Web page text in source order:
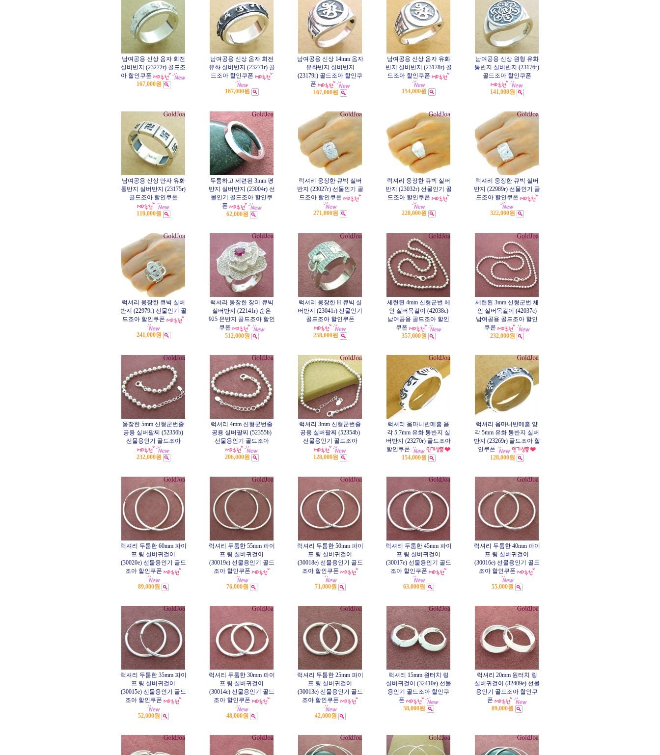
남여공용 신상 옴자 회전
실버반지 (23272r) 골드조
아 할인쿠폰
167,000원
남여공용 신상 옴자 회전
유화 실버반지 (23271r) 골
드조아 할인쿠폰
167,000원
남여공용 신상 14mm 옴자
유화반지 실버반지
(23179r) 골드조아 할인쿠
폰
167,000원
남여공용 신상 옴자 유화
반지 실버반지 (23178r) 골
드조아 할인쿠폰
154,000원
남여공용 신상 원형 유화
통반지 실버반지 (23176r)
골드조아 할인쿠폰
141,000원
남여공용 신상 만자 유화
통반지 실버반지 (23175r)
골드조아 할인쿠폰
110,000원
두툼하고 세련된 3mm 평
반지 실버반지 (23004r) 선
물인기 골드조아 할인쿠
폰
62,000원
럭셔리 웅장한 큐빅 실버
반지 (23027r) 선물인기 골
드조아 할인쿠폰
271,000원
럭셔리 웅장한 큐빅 실버
반지 (23032r) 선물인기 골
드조아 할인쿠폰
228,000원
럭셔리 웅장한 큐빅 실버
반지 (22989r) 선물인기 골
드조아 할인쿠폰
322,000원
럭셔리 웅장한 큐빅 실버
반지 (22979r) 선물인기 골
드조아 할인쿠폰
241,000원
럭셔리 웅장한 장미 큐빅
실버반지 (22141r) 순은
925 은반지 골드조아 할인
쿠폰
512,000원
럭셔리 웅장한 H 큐빅 실
버반지 (23041r) 선물인기
골드조아 할인쿠폰
258,000원
세련된 4mm 신형군번 체
인 실버목걸이 (42038c)
남여공용 골드조아 할인
쿠폰
357,000원
세련된 3mm 신형군번 체
인 실버목걸이 (42037c)
남여공용 골드조아 할인
쿠폰
232,000원
웅장한 5mm 신형군번줄
공용 실버팔찌 (52356b)
선물용인기 골드조아
232,000원
럭셔리 4mm 신형군번줄
공용 실버팔찌 (52355b)
선물용인기 골드조아
206,000원
럭셔리 3mm 신형군번줄
공용 실버팔찌 (52354b)
선물용인기 골드조아
128,000원
럭셔리 옴마니반메흠 음
각 5.7mm 유화 통반지 실
버반지 (23270r) 골드조아
할인쿠폰
154,000원
럭셔리 옴마니반메흠 양
각 5mm 유화 통반지 실버
반지 (23269r) 골드조아 할
인쿠폰
128,000원
럭셔리 두툼한 60mm 파이
프 링 실버귀걸이
(30020e) 선물용인기 골드
조아 할인쿠폰
89,000원
럭셔리 두툼한 55mm 파이
프 링 실버귀걸이
(30019e) 선물용인기 골드
조아 할인쿠폰
76,000원
럭셔리 두툼한 50mm 파이
프 링 실버귀걸이
(30018e) 선물용인기 골드
조아 할인쿠폰
71,000원
럭셔리 두툼한 45mm 파이
프 링 실버귀걸이
(30017e) 선물용인기 골드
조아 할인쿠폰
63,000원
럭셔리 두툼한 40mm 파이
프 링 실버귀걸이
(30016e) 선물용인기 골드
조아 할인쿠폰
55,000원
럭셔리 두툼한 35mm 파이
프 링 실버귀걸이
(30015e) 선물용인기 골드
조아 할인쿠폰
52,000원
럭셔리 두툼한 30mm 파이
프 링 실버귀걸이
(30014e) 선물용인기 골드
조아 할인쿠폰
48,000원
럭셔리 두툼한 25mm 파이
프 링 실버귀걸이
(30013e) 선물용인기 골드
조아 할인쿠폰
42,000원
럭셔리 15mm 원터치 링
실버귀걸이 (32410e) 선물
용인기 골드조아 할인쿠
폰
58,000원
럭셔리 20mm 원터치 링
실버귀걸이 (32409e) 선물
용인기 골드조아 할인쿠
폰
89,000원